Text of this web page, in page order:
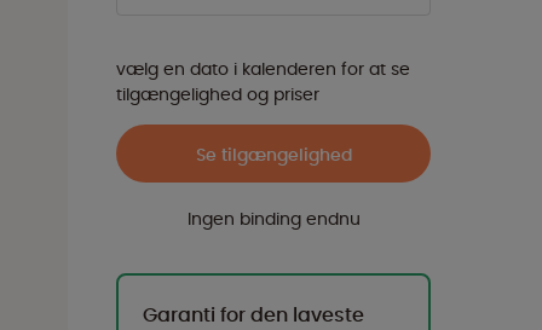
vælg en dato i kalenderen for at se
tilgængelighed og priser
Se tilgængelighed
Ingen binding endnu
Garanti for den laveste